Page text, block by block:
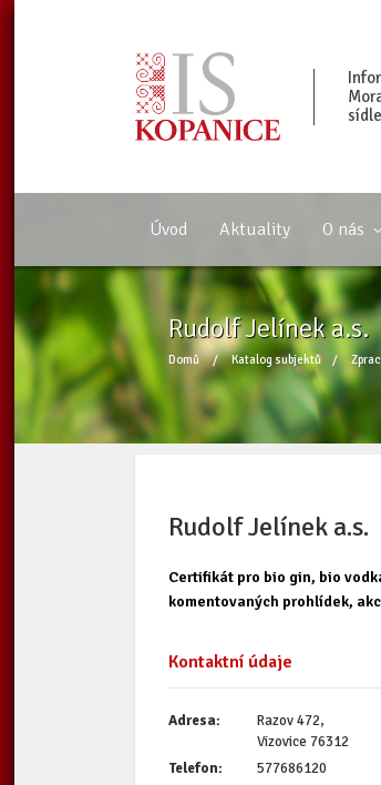
Úvod Aktuality O nás
Rudolf Jelínek a.s.
Domů / Katalog subjektů /
Rudolf Jelínek a.s.
Certifikát pro bio gin, bio
komentovaných prohlídek,
Kontaktní údaje
Adresa:
Razov 472,
Vizovice 76312
Telefon:
577686120